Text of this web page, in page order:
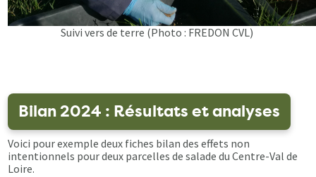
Suivi vers de terre (Photo : FREDON CVL)
Bilan 2024 : Résultats et analyses
Voici pour exemple deux fiches bilan des effets non
intentionnels pour deux parcelles de salade du Centre-Val de
Loire.